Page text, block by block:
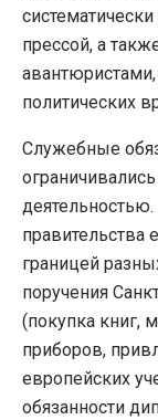
прессой, а
политических
Служебные
правительства
границей
поручения
(покупка книг,
приборов,
европейских
обязанности